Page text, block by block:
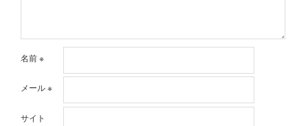
名前※
メール※
サイト